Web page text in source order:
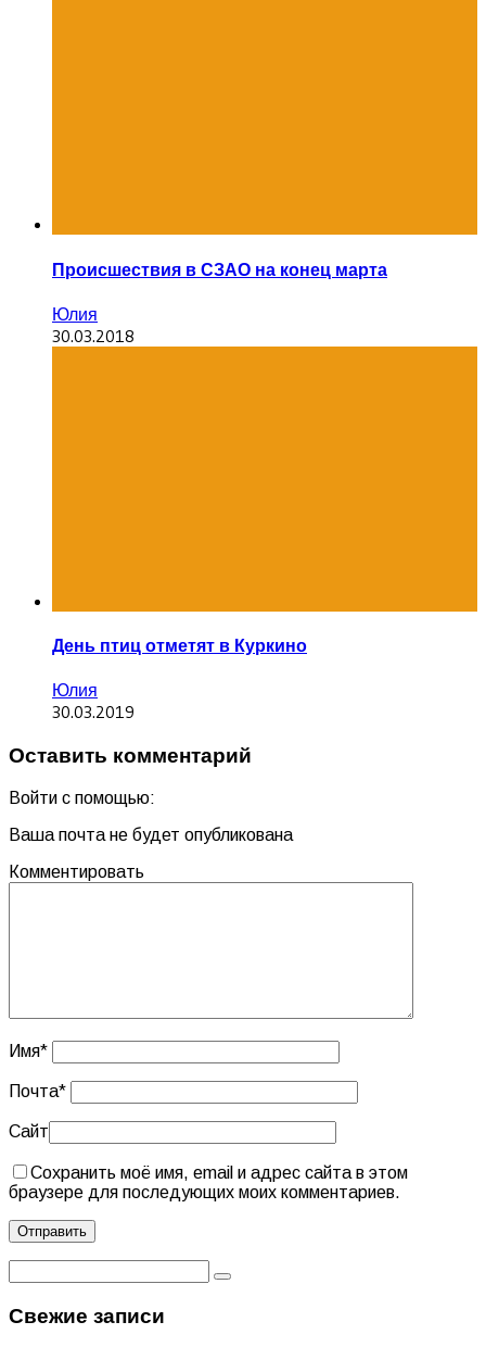
Происшествия в СЗАО на конец марта
Юлия
30.03.2018
День птиц отметят в Куркино
Юлия
30.03.2019
Оставить комментарий
Войти с помощью:
Ваша почта не будет опубликована
Комментировать
Имя*
Почта*
Сайт
Сохранить моё имя, email и адрес сайта в этом
браузере для последующих моих комментариев.
Свежие записи